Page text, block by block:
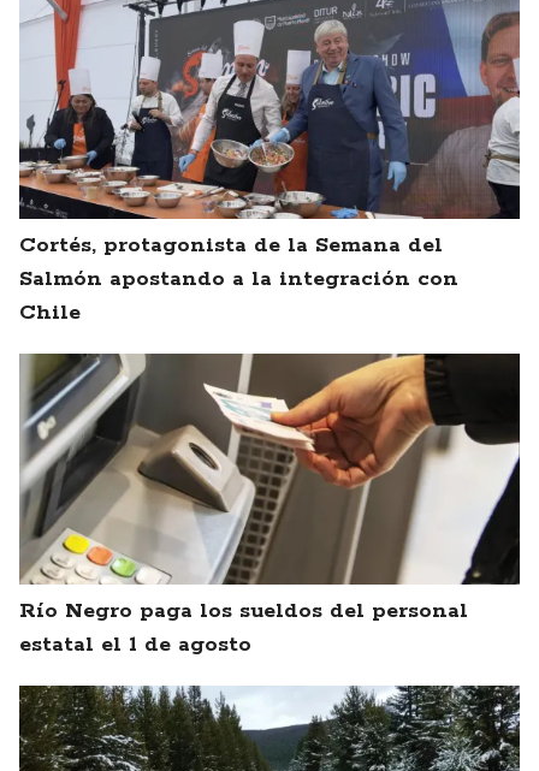
Cortés, protagonista de la Semana del
Salmón apostando a la integración con
Chile
Río Negro paga los sueldos del personal
estatal el 1 de agosto